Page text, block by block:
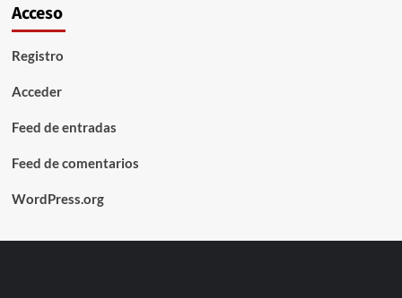
Acceso
Registro
Acceder
Feed de entradas
Feed de comentarios
WordPress.org